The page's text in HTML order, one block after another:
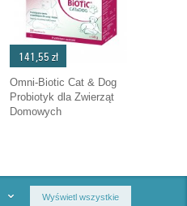
141,55 zł
Omni-Biotic Cat & Dog
Probiotyk dla Zwierząt
Domowych
Wyświetl wszystkie